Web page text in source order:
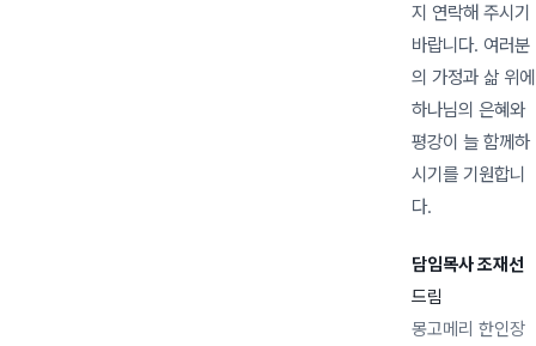
지 연락해 주시기
바랍니다. 여러분
의 가정과 삶 위에
하나님의 은혜와
평강이 늘 함께하
시기를 기원합니
다.
담임목사 조재선
드림
몽고메리 한인장